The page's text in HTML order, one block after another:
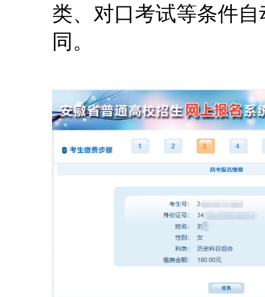
类、对口考试等条件
同。